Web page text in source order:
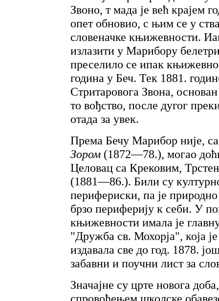
Звоно, т мада је већ крајем
опет обновио, с њим се у
словеначке књижевности.
излазити у Марибору
преселило се ипак
година у Беч. Тек 1881.
Стритаровога Звона,
то вођство, после дугог
отада за увек.
Према Бечу Марибор није,
Зором (1872—78.), могао
Целовац са Крековим,
(1881—86.). Били су
перифериски, па је
брзо периферију к себи. У
књижевности имала је
"Дружба св. Мохорја", која
издавала све до год. 1878.
забавни и поучни лист за
Значајне су црте новога
спровођењем школске